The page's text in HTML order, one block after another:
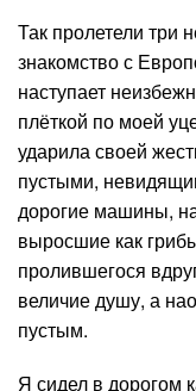
Так пролетели три
знакомство с
наступает
плёткой по моей
ударила своей
пустыми,
дорогие машины,
выросшие как
пролившегося
величие душу, а
пустым.
Я сидел в дорогом